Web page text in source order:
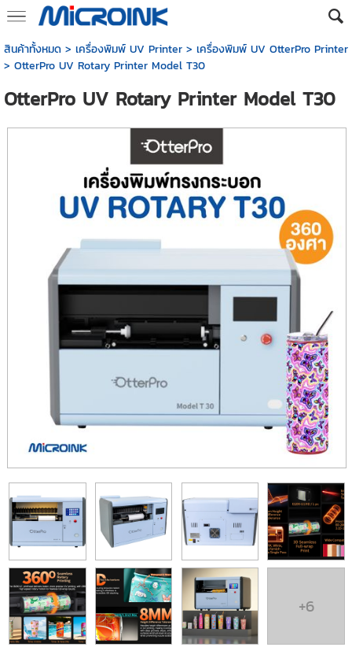
สินค้าทั้งหมด> เครื่องพิมพ์ UV Printer> เครื่องพิมพ์ UV OtterPro Printer
> OtterPro UV Rotary Printer Model T30
OtterPro UV Rotary Printer Model T30
+6